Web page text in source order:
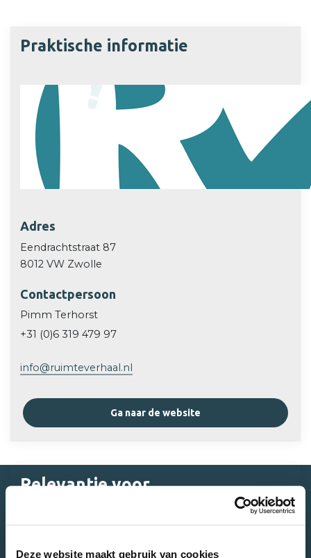
Deze website maakt gebruik van cookies
Praktische informatie
Adres
Eendrachtstraat 87
8012 VW Zwolle
Contactpersoon
Pimm Terhorst
+31 (0)6 319 479 97
info@ruimteverhaal.nl
Ga naar de website
Relevantie voor
De bezoeker centraal als nieuw